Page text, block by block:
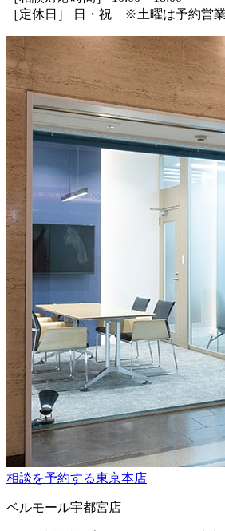
［定休日］ 日・祝 ※土曜は予約営業
相談を予約する東京本店
ベルモール宇都宮店